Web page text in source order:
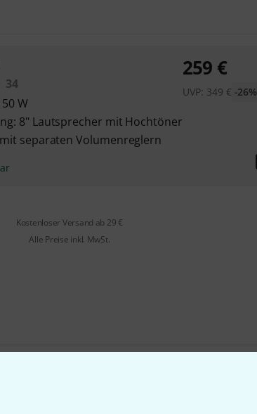
34
W
8" Lautsprecher mit Hochtöner
separaten Volumenreglern
259 €
UVP: 349 € -26%
Kostenloser Versand ab 29 €
Alle Preise inkl. MwSt.